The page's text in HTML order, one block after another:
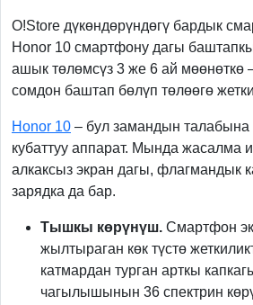
O!Store дүкөндөрүндөгү бардык
Honor 10 смартфону дагы
ашык төлөмсүз 3 же 6 ай мөөнөткө
сомдон баштап бөлүп төлөөгө
Honor 10 – бул замандын талабына
кубаттуу аппарат. Мында жасалма
алкаксыз экран дагы, флагмандык
зарядка да бар.
Тышкы көрүнүш. Смартфон
жылтыраган көк түстө
катмардан турган арткы
чагылышынын 36 спектрин